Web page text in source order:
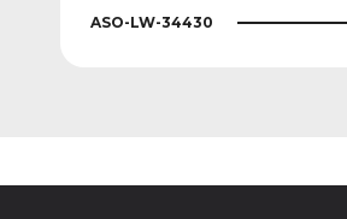
ASO-LW-34430